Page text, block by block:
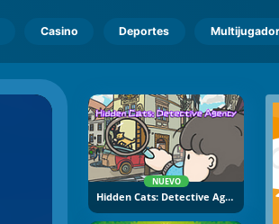
Casino Deportes
NUEVO
Hidden Cats: Detective Agency